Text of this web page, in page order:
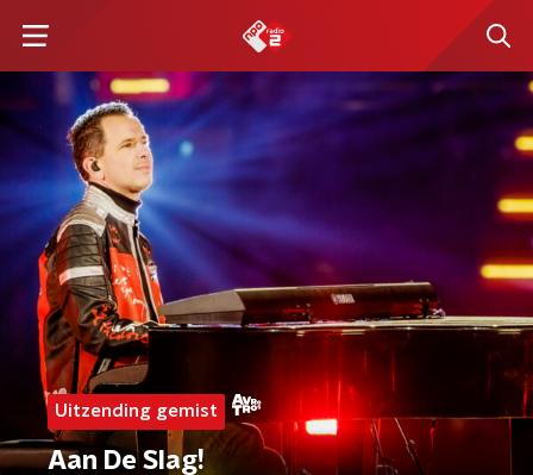
Uitzending gemist
Aan De Slag!